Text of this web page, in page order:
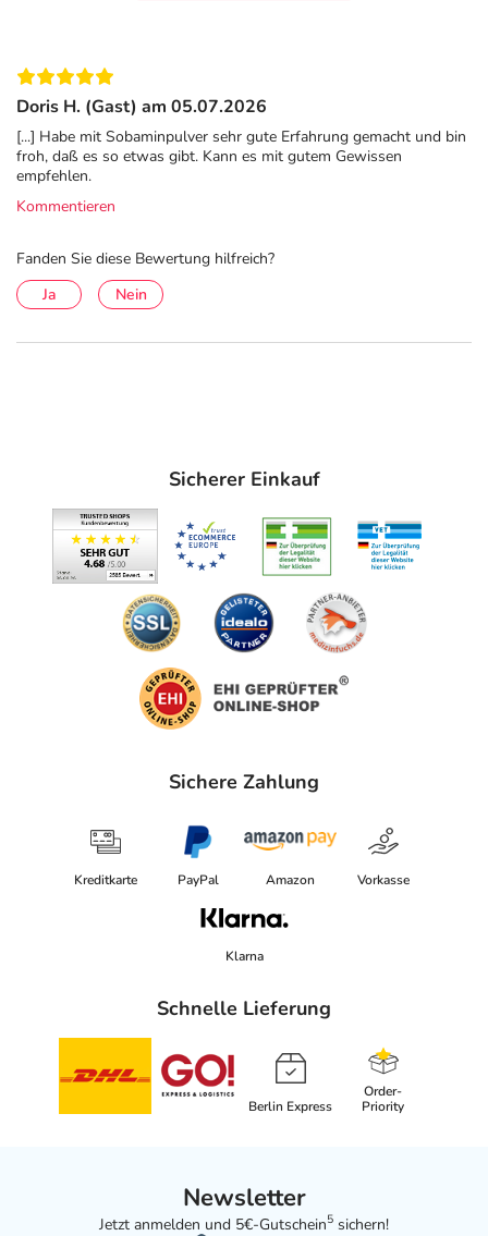
tägliche Verzehrmenge versteht sich als Richtwert.
Zusammensetzung
Cellu-Ligno-Karbon-Isolat (Spezial-Leonardit; CLK-
WH67®)
Hochwertige Naturstoffe
Am Industriegelände 5
PDF des Beipackzettels
können Sie sich oben
herunterladen.
Doris H. (Gast) am 05.07.2026
[...] Habe mit Sobaminpulver sehr gute Erfahrung gemacht und bin
froh, daß es so etwas gibt. Kann es mit gutem Gewissen
empfehlen.
Kommentieren
Fanden Sie diese Bewertung hilfreich?
Ja
Nein
Sicherer Einkauf
Sichere Zahlung
Kreditkarte PayPal Amazon Vorkasse
Klarna
Schnelle Lieferung
Berlin Express
Order-
Priority
Newsletter
Jetzt anmelden und 5€-Gutschein5 sichern!